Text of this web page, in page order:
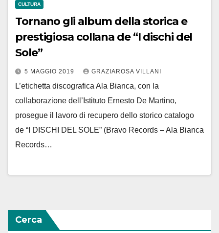
CULTURA
Tornano gli album della storica e
prestigiosa collana de “I dischi del
Sole”
5 MAGGIO 2019 GRAZIAROSA VILLANI
L’etichetta discografica Ala Bianca, con la
collaborazione dell’Istituto Ernesto De Martino,
prosegue il lavoro di recupero dello storico catalogo
de “I DISCHI DEL SOLE” (Bravo Records – Ala Bianca
Records…
Cerca